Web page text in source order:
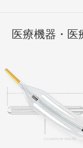
医療機器・